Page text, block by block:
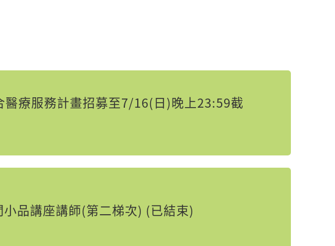
醫療服務計畫招募至7/16(日)晚上23:59截
品講座講師(第二梯次) (已結束)